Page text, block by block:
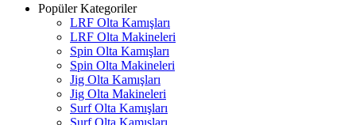
Popüler Kategoriler
LRF Olta Kamışları
LRF Olta Makineleri
Spin Olta Kamışları
Spin Olta Makineleri
Jig Olta Kamışları
Jig Olta Makineleri
Surf Olta Kamışları
Surf Olta Kamışları